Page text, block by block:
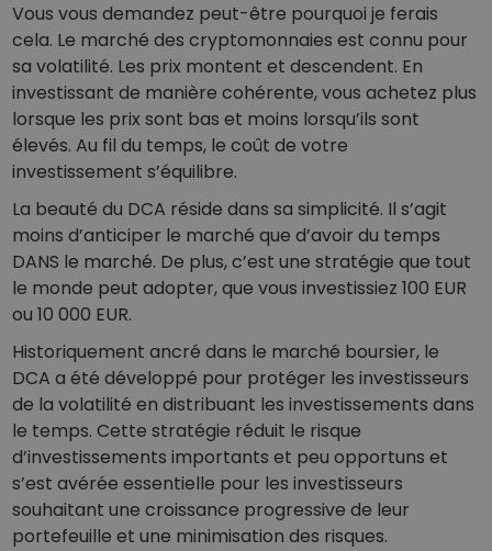
Vous vous demandez peut-être pourquoi je ferais
cela. Le marché des cryptomonnaies est connu pour
sa volatilité. Les prix montent et descendent. En
investissant de manière cohérente, vous achetez plus
lorsque les prix sont bas et moins lorsqu’ils sont
élevés. Au fil du temps, le coût de votre
investissement s’équilibre.
La beauté du DCA réside dans sa simplicité. Il s’agit
moins d’anticiper le marché que d’avoir du temps
DANS le marché. De plus, c’est une stratégie que tout
le monde peut adopter, que vous investissiez 100 EUR
ou 10 000 EUR.
Historiquement ancré dans le marché boursier, le
DCA a été développé pour protéger les investisseurs
de la volatilité en distribuant les investissements dans
le temps. Cette stratégie réduit le risque
d’investissements importants et peu opportuns et
s’est avérée essentielle pour les investisseurs
souhaitant une croissance progressive de leur
portefeuille et une minimisation des risques.